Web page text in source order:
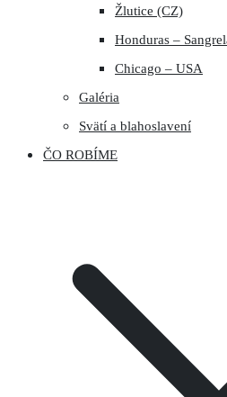
Žlutice (CZ)
Honduras –
Chicago – USA
Galéria
Svätí a blahoslavení
ČO ROBÍME